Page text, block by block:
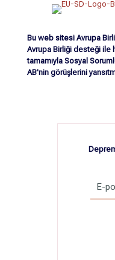
Bu web sitesi Avrupa
Avrupa Birliği desteği ile
tamamıyla Sosyal
AB'nin görüşlerini